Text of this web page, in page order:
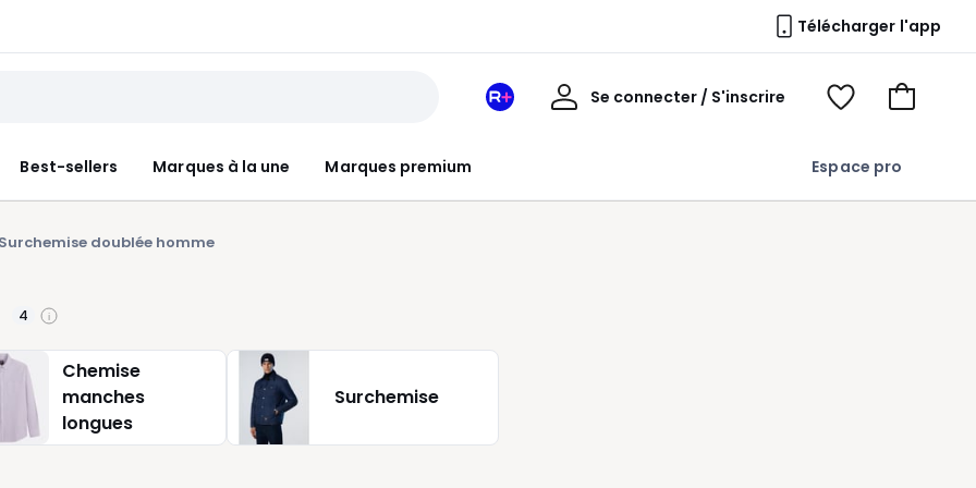
Télécharger l'app
Best-sellers Marques à la une Marques premium Espace pro
Mon
Se connecter / S'inscrire
Mon
Voir
Voir
Surchemise doublée homme
4
Chemise
manches
longues
Surchemise